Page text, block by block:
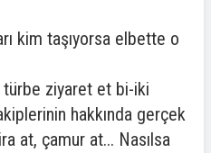
kim taşıyorsa elbette o
ziyaret et bi-iki
hakkında gerçek
at, çamur at... Nasılsa